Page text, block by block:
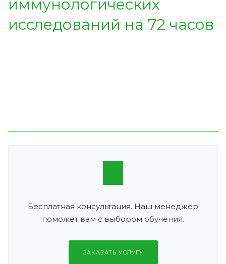
иммунологических
исследований на 72 часов
Бесплатная консультация. Наш менеджер
поможет вам с выбором обучения.
ЗАКАЗАТЬ УСЛУГУ